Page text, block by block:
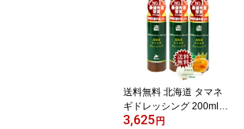
送料無料 北海道 タマネ
ギドレッシング 200ml×3
本 北海道バイオインダス
3,625 円